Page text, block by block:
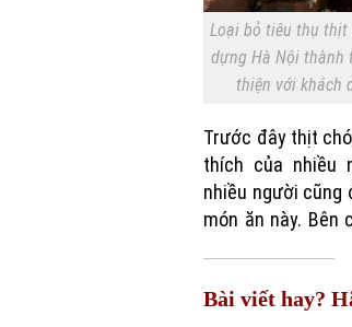
Loại bỏ tiêu thụ thịt
dựng Hà Nội thành
thiện với khách
Trước đây thịt
thích của nhiều
nhiều người cũng
món ăn này. Bên
Bài viết hay?